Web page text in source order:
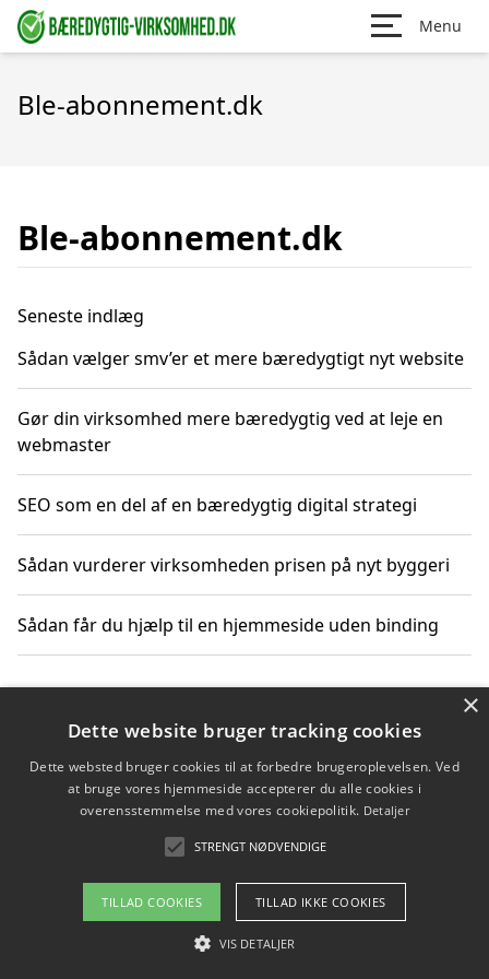
Menu
Ble-abonnement.dk
Ble-abonnement.dk
Seneste indlæg
Sådan vælger smv’er et mere bæredygtigt nyt website
Gør din virksomhed mere bæredygtig ved at leje en
webmaster
SEO som en del af en bæredygtig digital strategi
Sådan vurderer virksomheden prisen på nyt byggeri
Sådan får du hjælp til en hjemmeside uden binding
Copyright 2026 - Pilanto Aps
Om / kontakt
Blog Betingelser
×
Dette website bruger tracking cookies
Dette websted bruger cookies til at forbedre brugeroplevelsen. Ved
at bruge vores hjemmeside accepterer du alle cookies i
overensstemmelse med vores cookiepolitik. Detaljer
STRENGT NØDVENDIGE
TILLAD COOKIES TILLAD IKKE COOKIES
VIS DETALJER